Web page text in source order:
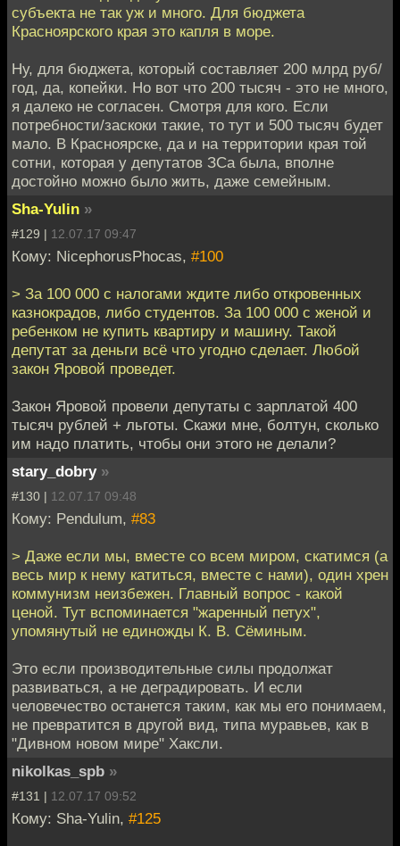
субъекта не так уж и много. Для бюджета
Красноярского края это капля в море.
Ну, для бюджета, который составляет 200 млрд руб/
год, да, копейки. Но вот что 200 тысяч - это не много,
я далеко не согласен. Смотря для кого. Если
потребности/заскоки такие, то тут и 500 тысяч будет
мало. В Красноярске, да и на территории края той
сотни, которая у депутатов ЗСа была, вполне
достойно можно было жить, даже семейным.
Sha-Yulin »
#129 | 12.07.17 09:47
Кому: NicephorusPhocas, #100
> За 100 000 с налогами ждите либо откровенных
казнокрадов, либо студентов. За 100 000 с женой и
ребенком не купить квартиру и машину. Такой
депутат за деньги всё что угодно сделает. Любой
закон Яровой проведет.
Закон Яровой провели депутаты с зарплатой 400
тысяч рублей + льготы. Скажи мне, болтун, сколько
им надо платить, чтобы они этого не делали?
stary_dobry »
#130 | 12.07.17 09:48
Кому: Pendulum, #83
> Даже если мы, вместе со всем миром, скатимся (а
весь мир к нему катиться, вместе с нами), один хрен
коммунизм неизбежен. Главный вопрос - какой
ценой. Тут вспоминается "жаренный петух",
упомянутый не единожды К. В. Сёминым.
Это если производительные силы продолжат
развиваться, а не деградировать. И если
человечество останется таким, как мы его понимаем,
не превратится в другой вид, типа муравьев, как в
"Дивном новом мире" Хаксли.
nikolkas_spb »
#131 | 12.07.17 09:52
Кому: Sha-Yulin, #125